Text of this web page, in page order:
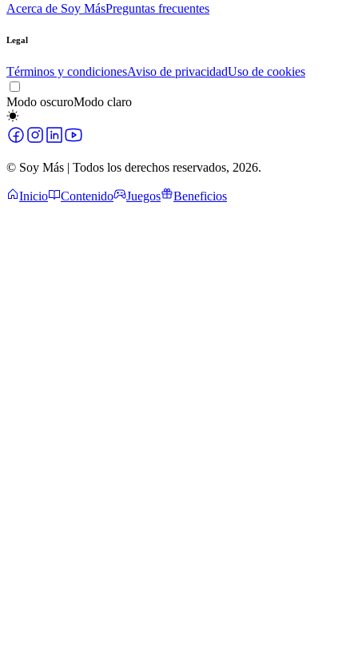
Acerca de Soy MásPreguntas frecuentes
Legal
Términos y condicionesAviso de privacidadUso de cookies
Modo oscuroModo claro
© Soy Más | Todos los derechos reservados, 2026.
Inicio Contenido Juegos Beneficios